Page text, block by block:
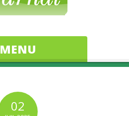
MENU
02